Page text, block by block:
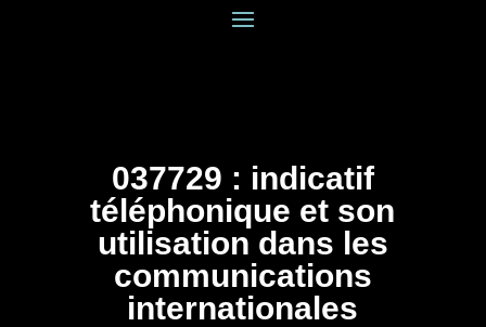
037729 : indicatif
téléphonique et son
utilisation dans les
communications
internationales